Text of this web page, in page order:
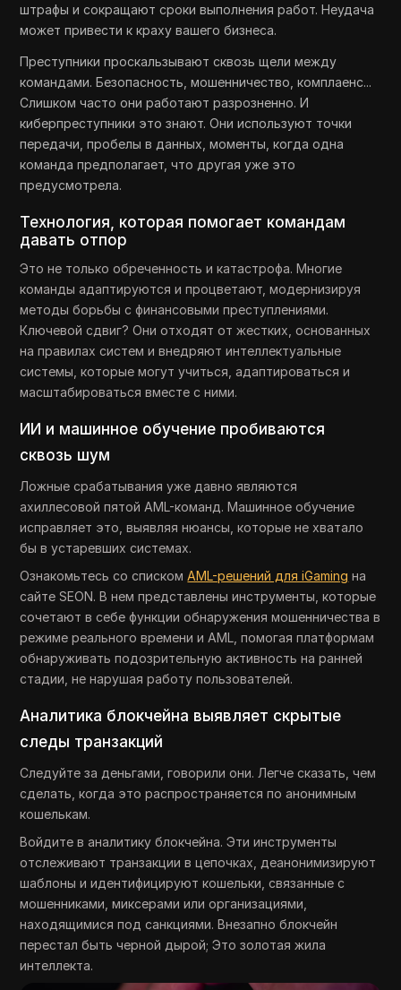
штрафы и сокращают сроки выполнения работ. Неудача
может привести к краху вашего бизнеса.
Преступники проскальзывают сквозь щели между
командами. Безопасность, мошенничество, комплаенс...
Слишком часто они работают разрозненно. И
киберпреступники это знают. Они используют точки
передачи, пробелы в данных, моменты, когда одна
команда предполагает, что другая уже это
предусмотрела.
Технология, которая помогает командам
давать отпор
Это не только обреченность и катастрофа. Многие
команды адаптируются и процветают, модернизируя
методы борьбы с финансовыми преступлениями.
Ключевой сдвиг? Они отходят от жестких, основанных
на правилах систем и внедряют интеллектуальные
системы, которые могут учиться, адаптироваться и
масштабироваться вместе с ними.
ИИ и машинное обучение пробиваются
сквозь шум
Ложные срабатывания уже давно являются
ахиллесовой пятой AML-команд. Машинное обучение
исправляет это, выявляя нюансы, которые не хватало
бы в устаревших системах.
Ознакомьтесь со спискомAML-решений для iGaming на
сайте SEON. В нем представлены инструменты, которые
сочетают в себе функции обнаружения мошенничества в
режиме реального времени и AML, помогая платформам
обнаруживать подозрительную активность на ранней
стадии, не нарушая работу пользователей.
Аналитика блокчейна выявляет скрытые
следы транзакций
Следуйте за деньгами, говорили они. Легче сказать, чем
сделать, когда это распространяется по анонимным
кошелькам.
Войдите в аналитику блокчейна. Эти инструменты
отслеживают транзакции в цепочках, деанонимизируют
шаблоны и идентифицируют кошельки, связанные с
мошенниками, миксерами или организациями,
находящимися под санкциями. Внезапно блокчейн
перестал быть черной дырой; Это золотая жила
интеллекта.